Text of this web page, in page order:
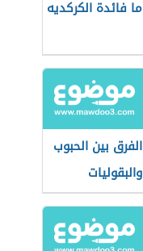
ما فائدة الكركديه
الفرق بين الحبوب
والبقوليات